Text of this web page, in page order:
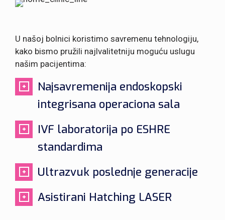
U našoj bolnici koristimo savremenu tehnologiju,
kako bismo pružili najlvalitetniju moguću uslugu
našim pacijentima:
Najsavremenija endoskopski
integrisana operaciona sala
IVF laboratorija po ESHRE
standardima
Ultrazvuk poslednje generacije
Asistirani Hatching LASER